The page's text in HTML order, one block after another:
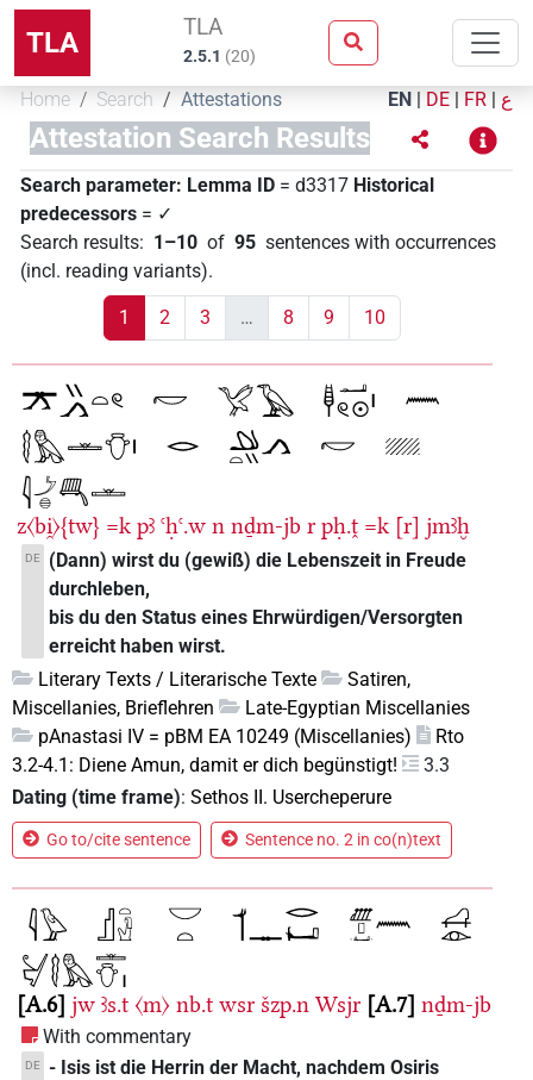
TLA TLA
2.5.1 (20)
Home Search Attestations EN | DE | FR | ع
Attestation Search Results
Search parameter: Lemma ID = d3317 Historical
predecessors = ✓
Search results: 1–10 of 95 sentences with occurrences
(incl. reading variants).
1 2 3 … 8 9 10
z〈bi̯〉{tw} =k pꜣ ꜥḥꜥ.w n nḏm-jb r pḥ.ṱ =k [r] jmꜣḫ
DE
(Dann) wirst du (gewiß) die Lebenszeit in Freude
durchleben,
bis du den Status eines Ehrwürdigen/Versorgten
erreicht haben wirst.
Literary Texts / Literarische Texte
Satiren,
Miscellanies, Brieflehren
Late-Egyptian Miscellanies
pAnastasi IV = pBM EA 10249 (Miscellanies)
Rto
3.2-4.1: Diene Amun, damit er dich begünstigt!
3.3
Dating (time frame): Sethos II. Usercheperure
Go to/cite sentence Sentence no. 2 in co(n)text
A.6 jw ꜣs.t 〈m〉 nb.t wsr šzp.n Wsjr A.7 nḏm-jb
With commentary
DE
- Isis ist die Herrin der Macht, nachdem Osiris